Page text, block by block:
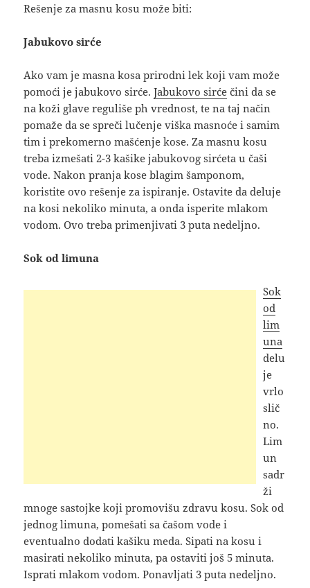
Rešenje za masnu kosu može biti:
Jabukovo sirće
Ako vam je masna kosa prirodni lek koji vam može
pomoći je jabukovo sirće.Jabukovo sirće čini da se
na koži glave reguliše ph vrednost, te na taj način
pomaže da se spreči lučenje viška masnoće i samim
tim i prekomerno mašćenje kose. Za masnu kosu
treba izmešati 2-3 kašike jabukovog sirćeta u čaši
vode. Nakon pranja kose blagim šamponom,
koristite ovo rešenje za ispiranje. Ostavite da deluje
na kosi nekoliko minuta, a onda isperite mlakom
vodom. Ovo treba primenjivati 3 puta nedeljno.
Sok od limuna
Sok
od
lim
una
delu
je
vrlo
slič
no.
Lim
un
sadr
ži
mnoge sastojke koji promovišu zdravu kosu. Sok od
jednog limuna, pomešati sa čašom vode i
eventualno dodati kašiku meda. Sipati na kosu i
masirati nekoliko minuta, pa ostaviti još 5 minuta.
Isprati mlakom vodom. Ponavljati 3 puta nedeljno.